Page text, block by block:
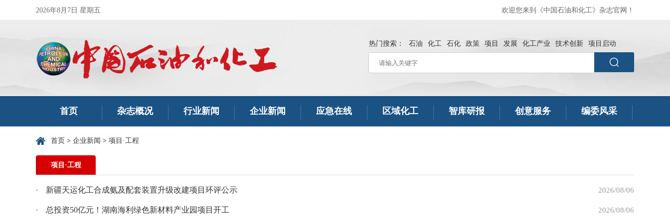
2026年8月7日 星期五 欢迎您来到《中国石油和化工》杂志官网！
热门搜索： 石油 化工 石化 政策 项目 发展 化工产业 技术创新 项目启动
首页 杂志概况 行业新闻 企业新闻 应急在线 区域化工 智库研报 创意服务 编委风采
首页 > 企业新闻 > 项目·工程
项目·工程
新疆天运化工合成氨及配套装置升级改建项目环评公示 2026/08/06
总投资50亿元！湖南海利绿色新材料产业园项目开工 2026/08/06